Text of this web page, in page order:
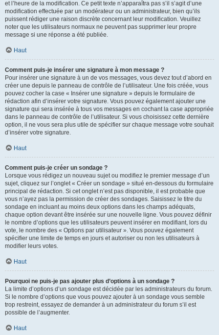
et l’heure de la modification. Ce petit texte n’apparaîtra pas s’il s’agit d’une
modification effectuée par un modérateur ou un administrateur, bien qu’ils
puissent rédiger une raison discrète concernant leur modification. Veuillez
noter que les utilisateurs normaux ne peuvent pas supprimer leur propre
message si une réponse a été publiée.
Haut
Comment puis-je insérer une signature à mon message ?
Pour insérer une signature à un de vos messages, vous devez tout d’abord en
créer une depuis le panneau de contrôle de l’utilisateur. Une fois créée, vous
pouvez cocher la case « Insérer une signature » depuis le formulaire de
rédaction afin d’insérer votre signature. Vous pouvez également ajouter une
signature qui sera insérée à tous vos messages en cochant la case appropriée
dans le panneau de contrôle de l’utilisateur. Si vous choisissez cette dernière
option, il ne vous sera plus utile de spécifier sur chaque message votre souhait
d’insérer votre signature.
Haut
Comment puis-je créer un sondage ?
Lorsque vous rédigez un nouveau sujet ou modifiez le premier message d’un
sujet, cliquez sur l’onglet « Créer un sondage » situé en-dessous du formulaire
principal de rédaction. Si cet onglet n’est pas disponible, il est probable que
vous n’ayez pas la permission de créer des sondages. Saisissez le titre du
sondage en incluant au moins deux options dans les champs adéquats,
chaque option devant être insérée sur une nouvelle ligne. Vous pouvez définir
le nombre d’options que les utilisateurs peuvent insérer en modifiant, lors du
vote, le nombre des « Options par utilisateur ». Vous pouvez également
spécifier une limite de temps en jours et autoriser ou non les utilisateurs à
modifier leurs votes.
Haut
Pourquoi ne puis-je pas ajouter plus d’options à un sondage ?
La limite d’options d’un sondage est décidée par les administrateurs du forum.
Si le nombre d’options que vous pouvez ajouter à un sondage vous semble
trop restreint, essayez de demander à un administrateur du forum s’il est
possible de l’augmenter.
Haut